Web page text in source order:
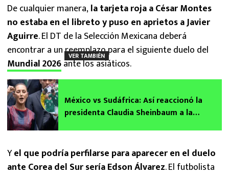
De cualquier manera,la tarjeta roja a César Montes
no estaba en el libreto y puso en aprietos a Javier
Aguirre. El DT de la Selección Mexicana deberá
encontrar a un reemplazo para el siguiente duelo del
Mundial 2026ante los asiáticos.
VER TAMBIÉN
México vs Sudáfrica: Así reaccionó la
presidenta Claudia Sheinbaum a la
Yel que podría perfilarse para aparecer en el duelo
ante Corea del Sur sería Edson Álvarez. El futbolista